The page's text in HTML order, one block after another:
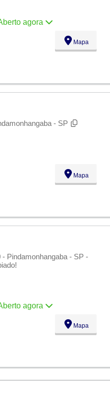
agora
Mapa
- SP
Mapa
Pindamonhangaba - SP -
agora
Mapa